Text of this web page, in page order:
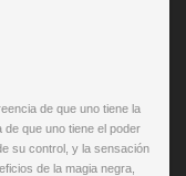
de que uno tiene la
que uno tiene el poder
su control, y la sensación
de la magia negra,